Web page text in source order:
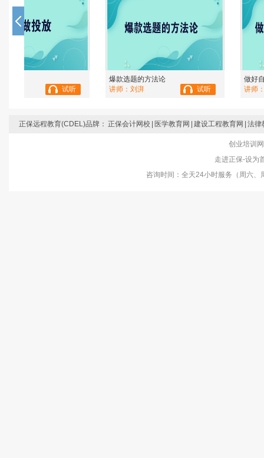
讲师：刘湃 试听
讲师：刘湃 试
正保远程教育(CDEL)品牌： 正保会计网校 医学教育网 建设工程教育网 法律
创业培训
走进正保-设
咨询时间：全天24小时服务（周六